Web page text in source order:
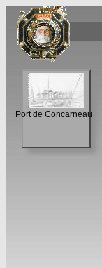
Port de Concarneau